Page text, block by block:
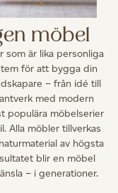
möbel
som är lika personliga
för att bygga din
– från idé till
med modern
populära möbelserier
Alla möbler tillverkas
av högsta
blir en möbel
– i generationer.